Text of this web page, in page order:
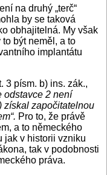
na druhý „terč“
by se taková
obhajitelná. My však
být neměl, a to
implantátu
3 písm. b) ins. zák.,
odstavce 2 není
započitatelnou
Pro to, že právě
a to německého
jak v historii vzniku
tak v podobnosti
práva.